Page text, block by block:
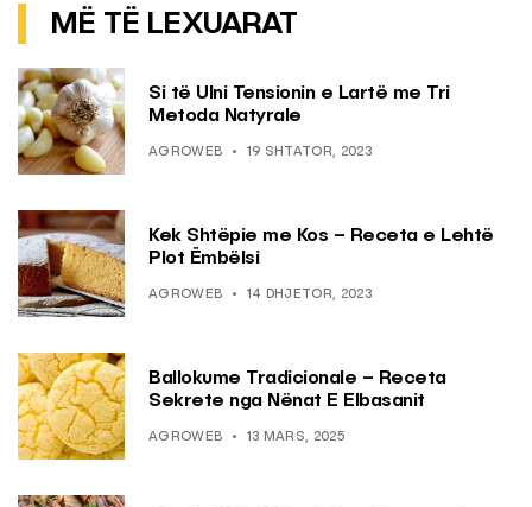
MË TË LEXUARAT
Si të Ulni Tensionin e Lartë me Tri
Metoda Natyrale
AGROWEB 19 SHTATOR, 2023
Kek Shtëpie me Kos – Receta e Lehtë
Plot Ëmbëlsi
AGROWEB 14 DHJETOR, 2023
Ballokume Tradicionale – Receta
Sekrete nga Nënat E Elbasanit
AGROWEB 13 MARS, 2025